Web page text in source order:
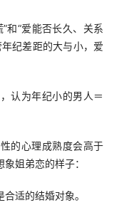
“爱能否长久、关系
纪差距的大与小，爱
认为年纪小的男人＝
的心理成熟度会高于
姐弟恋的样子：
适的结婚对象。